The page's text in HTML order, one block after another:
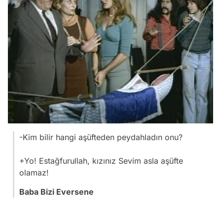
-Kim bilir hangi aşüfteden peydahladın onu?
+Yo! Estağfurullah, kızınız Sevim asla aşüfte
olamaz!
Baba Bizi Eversene